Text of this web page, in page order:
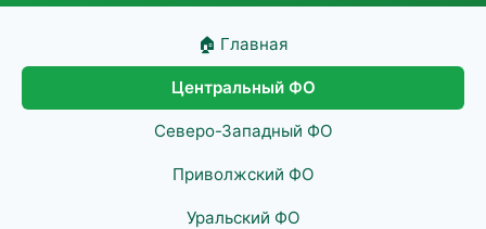
🏠 Главная
Центральный ФО
Северо-Западный ФО
Приволжский ФО
Уральский ФО